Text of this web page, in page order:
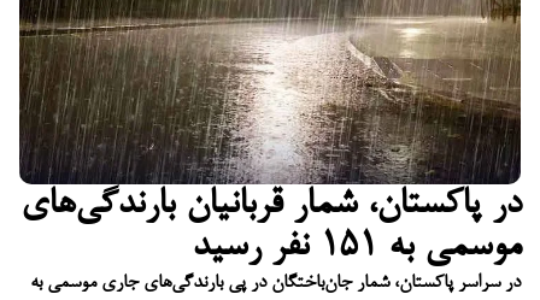
در پاکستان، شمار قربانیان بارندگی‌های
موسمی به ۱۵۱ نفر رسید
در سراسر پاکستان، شمار جان‌باختگان در پی بارندگی‌های جاری موسمی به